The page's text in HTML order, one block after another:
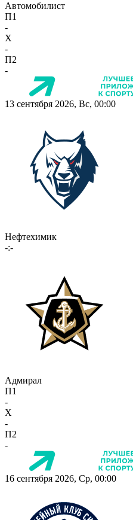
Автомобилист
П1
-
X
-
П2
-
13 сентября 2026, Вс, 00:00
Нефтехимик
-:-
Адмирал
П1
-
X
-
П2
-
16 сентября 2026, Ср, 00:00